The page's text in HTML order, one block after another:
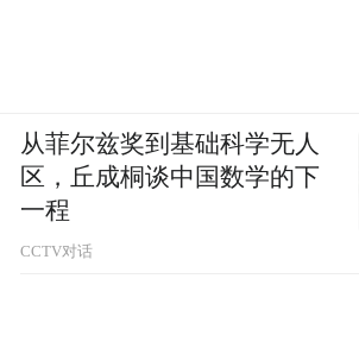
从菲尔兹奖到基础科学无人
区，丘成桐谈中国数学的下
一程
CCTV对话